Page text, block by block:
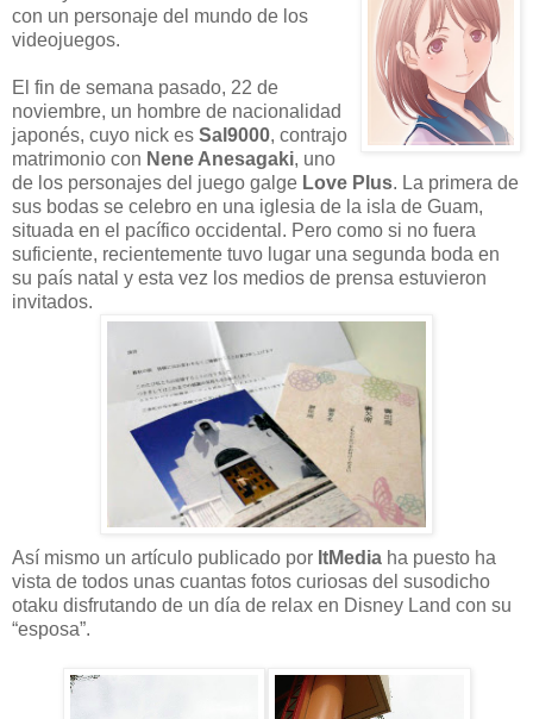
con un personaje del mundo de los
videojuegos.
El fin de semana pasado, 22 de
noviembre, un hombre de nacionalidad
japonés, cuyo nick es Sal9000, contrajo
matrimonio con Nene Anesagaki, uno
de los personajes del juego galge Love Plus. La primera de
sus bodas se celebro en una iglesia de la isla de Guam,
situada en el pacífico occidental. Pero como si no fuera
suficiente, recientemente tuvo lugar una segunda boda en
su país natal y esta vez los medios de prensa estuvieron
invitados.
Así mismo un artículo publicado por ItMedia ha puesto ha
vista de todos unas cuantas fotos curiosas del susodicho
otaku disfrutando de un día de relax en Disney Land con su
“esposa”.